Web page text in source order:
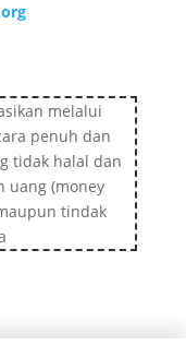
melalui
penuh dan
tidak halal dan
uang (money
tindak